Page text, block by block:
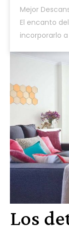
Los
Mejor
El encanto
incorporarlo